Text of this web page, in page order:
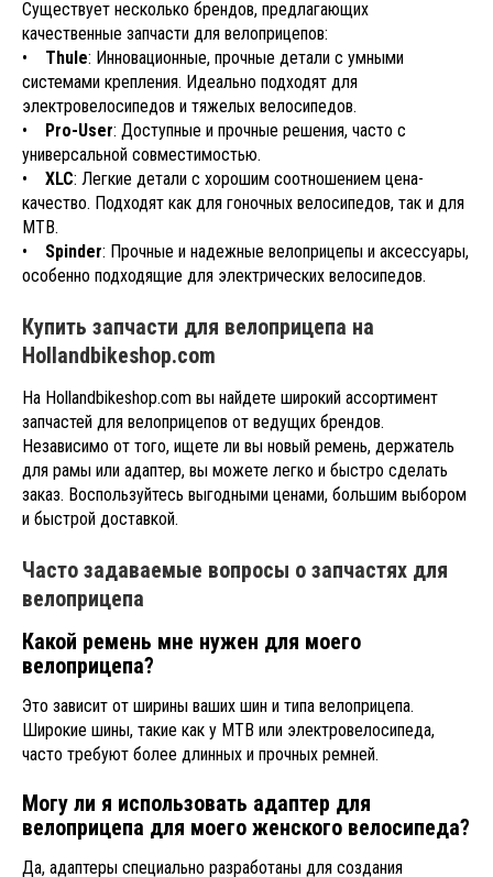
Существует несколько брендов, предлагающих
качественные запчасти для велоприцепов:
• Thule: Инновационные, прочные детали с умными
системами крепления. Идеально подходят для
электровелосипедов и тяжелых велосипедов.
• Pro-User: Доступные и прочные решения, часто с
универсальной совместимостью.
• XLC: Легкие детали с хорошим соотношением цена-
качество. Подходят как для гоночных велосипедов, так и для
MTB.
• Spinder: Прочные и надежные велоприцепы и аксессуары,
особенно подходящие для электрических велосипедов.
Купить запчасти для велоприцепа на
Hollandbikeshop.com
На Hollandbikeshop.com вы найдете широкий ассортимент
запчастей для велоприцепов от ведущих брендов.
Независимо от того, ищете ли вы новый ремень, держатель
для рамы или адаптер, вы можете легко и быстро сделать
заказ. Воспользуйтесь выгодными ценами, большим выбором
и быстрой доставкой.
Часто задаваемые вопросы о запчастях для
велоприцепа
Какой ремень мне нужен для моего
велоприцепа?
Это зависит от ширины ваших шин и типа велоприцепа.
Широкие шины, такие как у MTB или электровелосипеда,
часто требуют более длинных и прочных ремней.
Могу ли я использовать адаптер для
велоприцепа для моего женского велосипеда?
Да, адаптеры специально разработаны для создания